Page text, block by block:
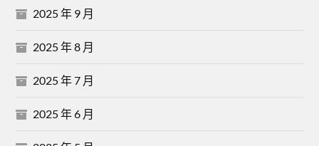
2025 年 9 月
2025 年 8 月
2025 年 7 月
2025 年 6 月